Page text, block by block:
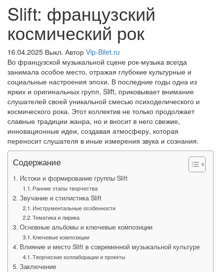
Slift: французский
космический рок
16.04.2025 Выкл. Автор Vip-Bilet.ru
Во французской музыкальной сцене рок-музыка всегда
занимала особое место, отражая глубокие культурные и
социальные настроения эпохи. В последние годы одна из
ярких и оригинальных групп, Slift, приковывает внимание
слушателей своей уникальной смесью психоделического и
космического рока. Этот коллектив не только продолжает
славные традиции жанра, но и вносит в него свежие,
инновационные идеи, создавая атмосферу, которая
переносит слушателя в иные измерения звука и сознания.
Содержание
Истоки и формирование группы Slift
Ранние этапы творчества
Звучание и стилистика Slift
Инструментальные особенности
Тематика и лирика
Основные альбомы и ключевые композиции
Ключевые композиции
Влияние и место Slift в современной музыкальной культуре
Творческие коллаборации и проекты
Заключение